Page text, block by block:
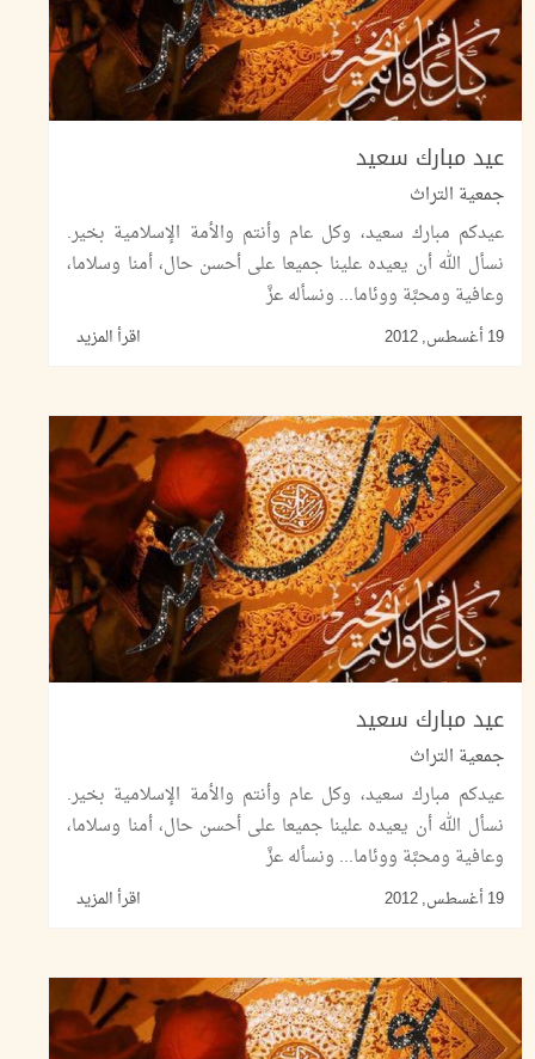
عيد مبارك سعيد
جمعية التراث
عيدكم مبارك سعيد، وكل عام وأنتم والأمة الإسلامية بخير.
نسأل الله أن يعيده علينا جميعا على أحسن حال، أمنا وسلاما،
وعافية ومحبَّة ووئاما... ونسأله عزَّ
19 أغسطس, 2012 اقرأ المزيد
عيد مبارك سعيد
جمعية التراث
عيدكم مبارك سعيد، وكل عام وأنتم والأمة الإسلامية بخير.
نسأل الله أن يعيده علينا جميعا على أحسن حال، أمنا وسلاما،
وعافية ومحبَّة ووئاما... ونسأله عزَّ
19 أغسطس, 2012 اقرأ المزيد